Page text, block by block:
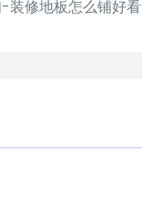
装修地板怎么铺好看